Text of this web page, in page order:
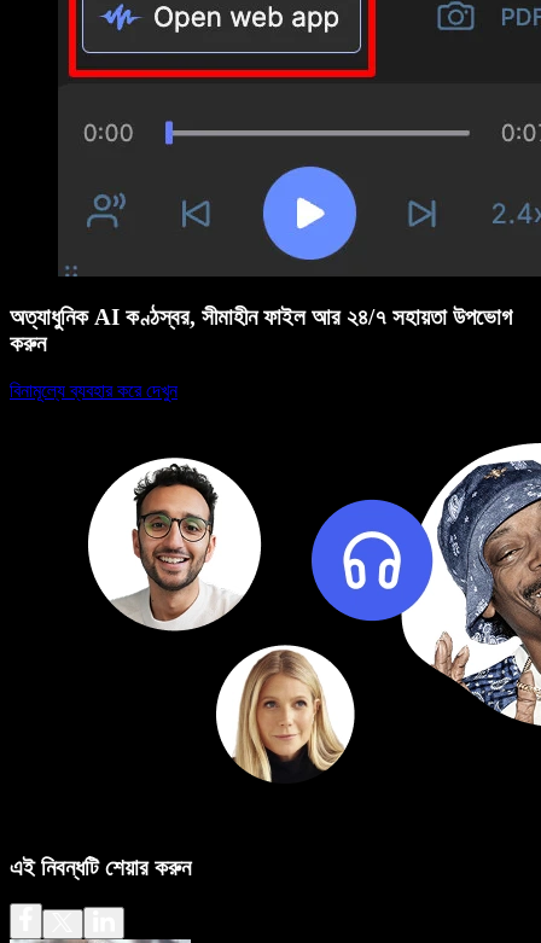
অত্যাধুনিক AI কণ্ঠস্বর, সীমাহীন ফাইল আর ২৪/৭ সহায়তা উপভোগ
করুন
বিনামূল্যে ব্যবহার করে দেখুন
এই নিবন্ধটি শেয়ার করুন